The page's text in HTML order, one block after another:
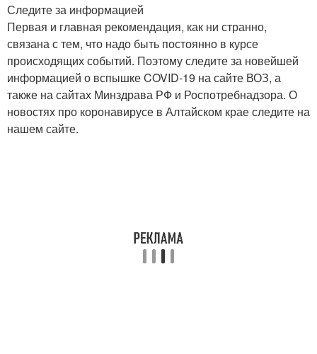
Следите за информацией
Первая и главная рекомендация, как ни странно,
связана с тем, что надо быть постоянно в курсе
происходящих событий. Поэтому следите за новейшей
информацией о вспышке COVID-19 на сайте ВОЗ, а
также на сайтах Минздрава РФ и Роспотребнадзора. О
новостях про коронавирусе в Алтайском крае следите на
нашем сайте.